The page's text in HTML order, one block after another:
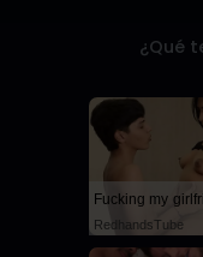
¿Qué
RedhandsTube